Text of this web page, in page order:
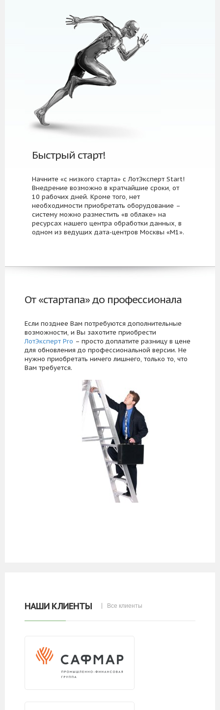
Быстрый старт!
Начните «с низкого старта» с ЛотЭксперт Start!
Внедрение возможно в кратчайшие сроки, от
10 рабочих дней. Кроме того, нет
необходимости приобретать оборудование –
систему можно разместить «в облаке» на
ресурсах нашего центра обработки данных, в
одном из ведущих дата-центров Москвы «М1».
От «стартапа» до профессионала
Если позднее Вам потребуются дополнительные
возможности, и Вы захотите приобрести
ЛотЭксперт Pro – просто доплатите разницу в цене
для обновления до профессиональной версии. Не
нужно приобретать ничего лишнего, только то, что
Вам требуется.
НАШИ КЛИЕНТЫ Все клиенты